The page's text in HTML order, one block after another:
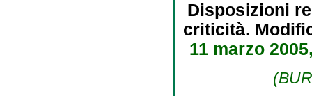
Disposizioni
criticità.
11 marzo